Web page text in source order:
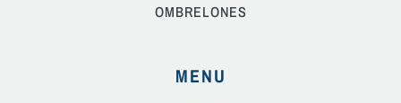
OMBRELONES
MENU